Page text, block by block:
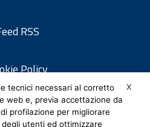
RSS
Policy
privacy
X
tecnici necessari al corretto
web e, previa accettazione da
profilazione per migliorare
degli utenti ed ottimizzare